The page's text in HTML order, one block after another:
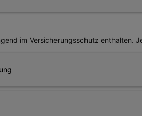
beim Reitsport, sondern
im Versicherungsschutz enthalten.
und diese Person keinen